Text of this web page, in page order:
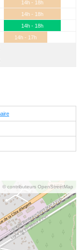
14h - 18h
14h - 18h
14h - 18h
14h - 17h
© contributeurs OpenStreetMap